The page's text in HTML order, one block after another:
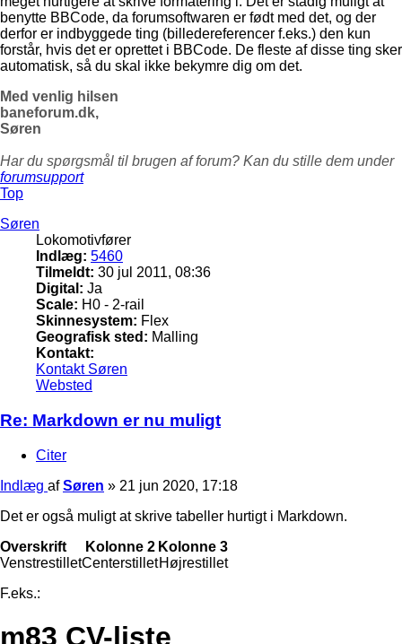
benytte BBCode, da forumsoftwaren er født med det, og der
derfor er indbyggede ting (billedereferencer f.eks.) den kun
forstår, hvis det er oprettet i BBCode. De fleste af disse ting sker
automatisk, så du skal ikke bekymre dig om det.
Med venlig hilsen
baneforum.dk,
Søren
Har du spørgsmål til brugen af forum? Kan du stille dem under
forumsupport
Top
Søren
Lokomotivfører
Indlæg: 5460
Tilmeldt: 30 jul 2011, 08:36
Digital: Ja
Scale: H0 - 2-rail
Skinnesystem: Flex
Geografisk sted: Malling
Kontakt:
Kontakt Søren
Websted
Re: Markdown er nu muligt
Citer
Indlæg afSøren » 21 jun 2020, 17:18
Det er også muligt at skrive tabeller hurtigt i Markdown.
Overskrift
Kolonne 2 Kolonne 3
VenstrestilletCenterstilletHøjrestillet
F.eks.:
m83 CV-liste